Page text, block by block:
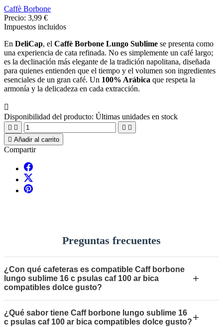
Caffè Borbone
Precio: 3,99 €
Impuestos incluidos
En DeliCap, el Caffè Borbone Lungo Sublime se presenta como
una experiencia de cata refinada. No es simplemente un café largo;
es la declinación más elegante de la tradición napolitana, diseñada
para quienes entienden que el tiempo y el volumen son ingredientes
esenciales de un gran café. Un 100% Arábica que respeta la
armonía y la delicadeza en cada extracción.

Disponibilidad del producto: Últimas unidades en stock
   
 Añadir al carrito
Compartir
Preguntas frecuentes
¿Con qué cafeteras es compatible Caff borbone
lungo sublime 16 c psulas caf 100 ar bica
compatibles dolce gusto?
+
¿Qué sabor tiene Caff borbone lungo sublime 16
c psulas caf 100 ar bica compatibles dolce gusto?+